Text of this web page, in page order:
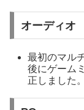
オーディオ
最初のマル
後にゲーム
正しました。